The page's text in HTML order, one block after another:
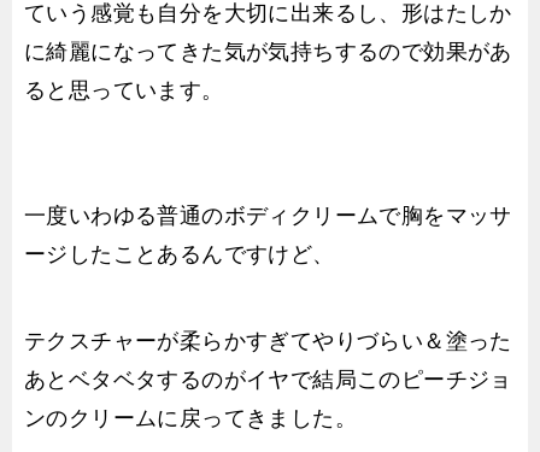
ていう感覚も自分を大切に出来るし、形はたしか
に綺麗になってきた気が気持ちするので効果があ
ると思っています。
一度いわゆる普通のボディクリームで胸をマッサ
ージしたことあるんですけど、
テクスチャーが柔らかすぎてやりづらい＆塗った
あとベタベタするのがイヤで結局このピーチジョ
ンのクリームに戻ってきました。